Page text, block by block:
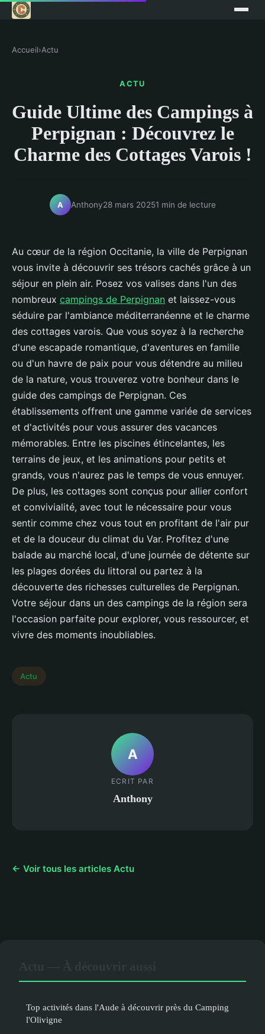
Accueil›Actu
ACTU
Guide Ultime des Campings à
Perpignan : Découvrez le
Charme des Cottages Varois !
A Anthony28 mars 20251 min de lecture
Au cœur de la région Occitanie, la ville de Perpignan
vous invite à découvrir ses trésors cachés grâce à un
séjour en plein air. Posez vos valises dans l'un des
nombreux campings de Perpignan et laissez-vous
séduire par l'ambiance méditerranéenne et le charme
des cottages varois. Que vous soyez à la recherche
d'une escapade romantique, d'aventures en famille
ou d'un havre de paix pour vous détendre au milieu
de la nature, vous trouverez votre bonheur dans le
guide des campings de Perpignan. Ces
établissements offrent une gamme variée de services
et d'activités pour vous assurer des vacances
mémorables. Entre les piscines étincelantes, les
terrains de jeux, et les animations pour petits et
grands, vous n'aurez pas le temps de vous ennuyer.
De plus, les cottages sont conçus pour allier confort
et convivialité, avec tout le nécessaire pour vous
sentir comme chez vous tout en profitant de l'air pur
et de la douceur du climat du Var. Profitez d'une
balade au marché local, d'une journée de détente sur
les plages dorées du littoral ou partez à la
découverte des richesses culturelles de Perpignan.
Votre séjour dans un des campings de la région sera
l'occasion parfaite pour explorer, vous ressourcer, et
vivre des moments inoubliables.
Actu
A
ECRIT PAR
Anthony
← Voir tous les articles Actu
Top activités dans l'Aude à découvrir près du Camping
l'Olivigne